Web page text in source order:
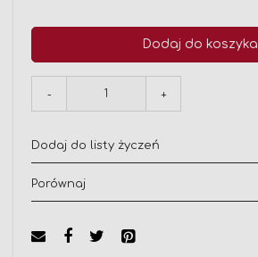
Dodaj do koszyka
- +
Dodaj do listy życzeń
Porównaj